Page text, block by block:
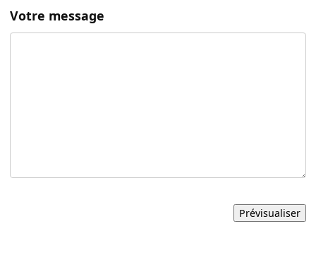
Votre message